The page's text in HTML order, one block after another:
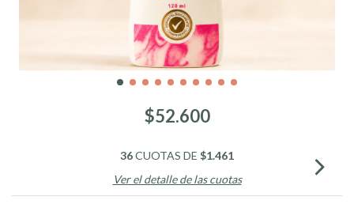
$52.600
36CUOTAS DE $1.461
Ver el detalle de las cuotas